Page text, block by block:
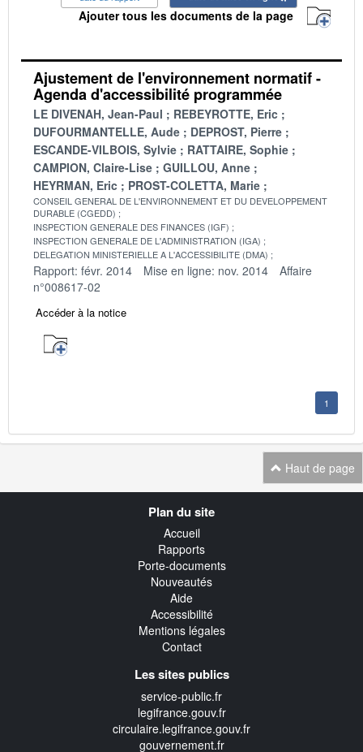
Ajouter tous les documents de la page
Ajustement de l'environnement normatif -
Agenda d'accessibilité programmée
LE DIVENAH, Jean-Paul
REBEYROTTE, Eric
DUFOURMANTELLE, Aude
DEPROST, Pierre
ESCANDE-VILBOIS, Sylvie
RATTAIRE, Sophie
CAMPION, Claire-Lise
GUILLOU, Anne
HEYRMAN, Eric
PROST-COLETTA, Marie
CONSEIL GENERAL DE L'ENVIRONNEMENT ET DU DEVELOPPEMENT
DURABLE (CGEDD)
INSPECTION GENERALE DES FINANCES (IGF)
INSPECTION GENERALE DE L'ADMINISTRATION (IGA)
DELEGATION MINISTERIELLE A L'ACCESSIBILITE (DMA)
Rapport: févr. 2014 Mise en ligne: nov. 2014
Affaire
n°008617-02
Accéder à la notice
1
Haut de page
Plan du site
Accueil
Rapports
Porte-documents
Nouveautés
Aide
Accessibilité
Mentions légales
Contact
Les sites publics
service-public.fr
legifrance.gouv.fr
circulaire.legifrance.gouv.fr
gouvernement.fr